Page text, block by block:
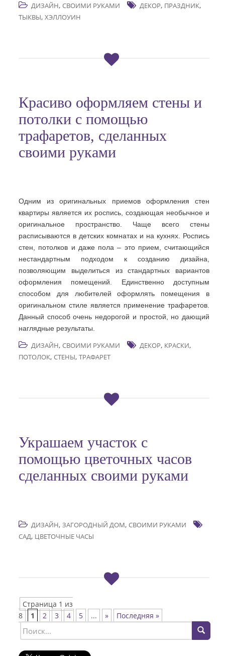
ДИЗАЙН, СВОИМИ РУКАМИ ДЕКОР, ПРАЗДНИК,
ТЫКВЫ, ХЭЛЛОУИН
Красиво оформляем стены и
потолки с помощью
трафаретов, сделанных
своими руками
Одним из оригинальных приемов оформления стен
квартиры является их роспись, создающая необычное и
оригинальное пространство. Чаще всего стены
расписываются в детских комнатах и на кухнях. Роспись
стен, потолков и даже пола – это прием, считающийся
нестандартным подходом к созданию дизайна,
позволяющим выделиться из стандартных вариантов
оформления помещений. Единственно доступным
способом для любителей оформлять помещения в
оригинальном стиле является применение трафаретов.
Данный способ очень недорогой и простой, но дающий
наглядные результаты.
ДИЗАЙН, СВОИМИ РУКАМИ ДЕКОР, КРАСКИ,
ПОТОЛОК, СТЕНЫ, ТРАФАРЕТ
Украшаем участок с
помощью цветочных часов
сделанных своими руками
ДИЗАЙН, ЗАГОРОДНЫЙ ДОМ, СВОИМИ РУКАМИ
САД, ЦВЕТОЧНЫЕ ЧАСЫ
Страница 1 из
8
1 2 3 4 5 ... » Последняя »